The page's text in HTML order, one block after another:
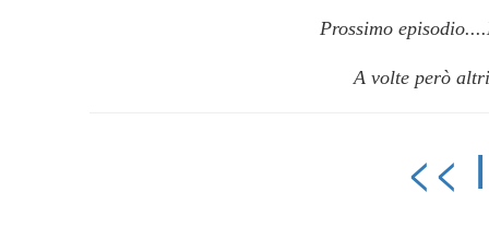
Prossimo
A volte però
<<